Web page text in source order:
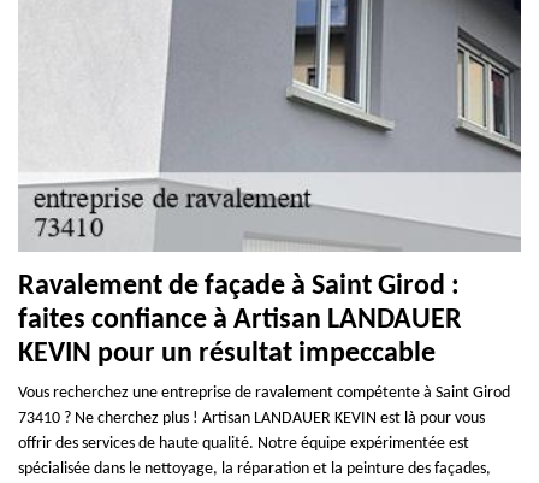
Ravalement de façade à Saint Girod :
faites confiance à Artisan LANDAUER
KEVIN pour un résultat impeccable
Vous recherchez une entreprise de ravalement compétente à Saint Girod
73410 ? Ne cherchez plus ! Artisan LANDAUER KEVIN est là pour vous
offrir des services de haute qualité. Notre équipe expérimentée est
spécialisée dans le nettoyage, la réparation et la peinture des façades,